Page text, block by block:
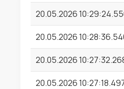
20.05.2026
20.05.2026
20.05.2026
20.05.2026